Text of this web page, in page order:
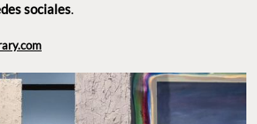
sociales.